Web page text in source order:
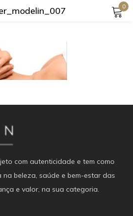
0
com autenticidade e tem como
beleza, saúde e bem-estar das
e valor, na sua categoria.
Login
uma conta